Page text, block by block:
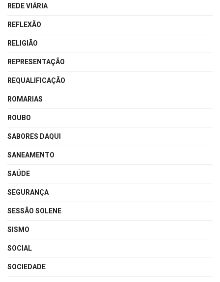
REDE VIÁRIA
REFLEXÃO
RELIGIÃO
REPRESENTAÇÃO
REQUALIFICAÇÃO
ROMARIAS
ROUBO
SABORES DAQUI
SANEAMENTO
SAÚDE
SEGURANÇA
SESSÃO SOLENE
SISMO
SOCIAL
SOCIEDADE